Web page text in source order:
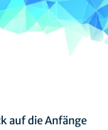
auf die Anfänge